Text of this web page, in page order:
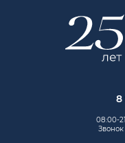
8
08:00-